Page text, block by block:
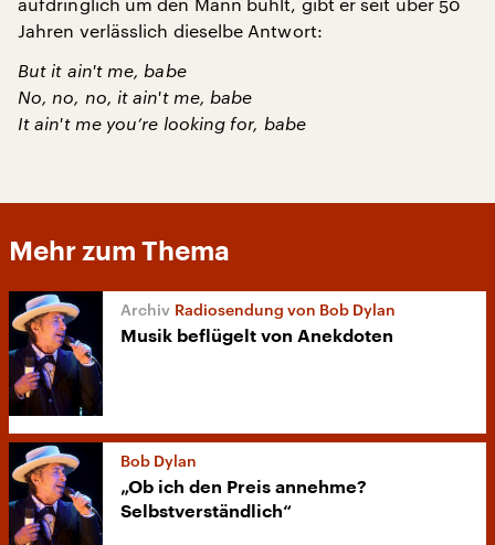
Jahren verlässlich dieselbe Antwort:
But it ain't me, babe
No, no, no, it ain't me, babe
It ain't me you’re looking for, babe
Mehr zum Thema
Radiosendung von Bob Dylan
Musik beflügelt von Anekdoten
Bob Dylan
„Ob ich den Preis annehme?
Selbstverständlich“